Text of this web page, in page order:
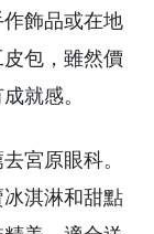
飾品或在地
包，雖然價
就感。
宮原眼科。
淇淋和甜點